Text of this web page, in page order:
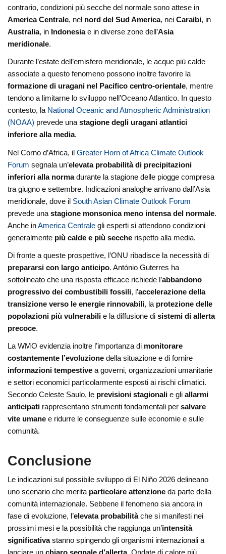
contrario, condizioni più secche del normale sono attese in
America Centrale, nel nord del Sud America, neiCaraibi, in
Australia, in Indonesiae in diverse zone dell’Asia
meridionale.
Durante l’estate dell’emisfero meridionale, le acque più calde
associate a questo fenomeno possono inoltre favorire la
formazione di uragani nel Pacifico centro-orientale, mentre
tendono a limitarne lo sviluppo nell’Oceano Atlantico. In questo
contesto, la National Oceanic and Atmospheric Administration
(NOAA) prevede unastagione degli uragani atlantici
inferiore alla media.
Nel Corno d’Africa, ilGreater Horn of Africa Climate Outlook
Forum segnala un’elevata probabilità di precipitazioni
inferiori alla normadurante la stagione delle piogge compresa
tra giugno e settembre. Indicazioni analoghe arrivano dall’Asia
meridionale, dove il South Asian Climate Outlook Forum
prevede unastagione monsonica meno intensa del normale.
Anche inAmerica Centrale gli esperti si attendono condizioni
generalmente più calde e più secche rispetto alla media.
Di fronte a queste prospettive, l’ONU ribadisce la necessità di
prepararsi con largo anticipo. António Guterres ha
sottolineato che una risposta efficace richiede l’abbandono
progressivo dei combustibili fossili, l’accelerazione della
transizione verso le energie rinnovabili, la protezione delle
popolazioni più vulnerabili e la diffusione disistemi di allerta
precoce.
La WMO evidenzia inoltre l’importanza di monitorare
costantemente l’evoluzione della situazione e di fornire
informazioni tempestive a governi, organizzazioni umanitarie
e settori economici particolarmente esposti ai rischi climatici.
Secondo Celeste Saulo, le previsioni stagionali e gliallarmi
anticipati rappresentano strumenti fondamentali persalvare
vite umane e ridurre le conseguenze sulle economie e sulle
comunità.
Conclusione
Le indicazioni sul possibile sviluppo di El Niño 2026 delineano
uno scenario che merita particolare attenzione da parte della
comunità internazionale. Sebbene il fenomeno sia ancora in
fase di evoluzione, l’elevata probabilitàche si manifesti nei
prossimi mesi e la possibilità che raggiunga un’intensità
significativastanno spingendo gli organismi internazionali a
lanciare unchiaro segnale d’allerta. Ondate di calore più